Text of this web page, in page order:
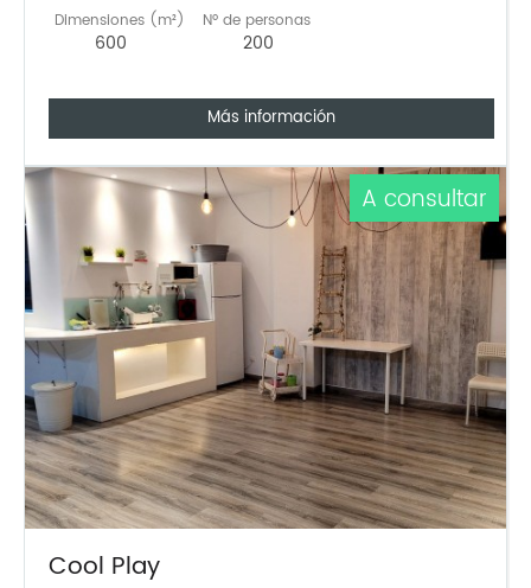
Dimensiones (m²)
600
Nº de personas
200
Más información
Cool Play
A consultar